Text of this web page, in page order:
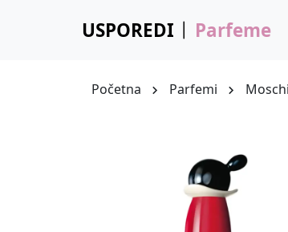
USPOREDI Parfeme
Početna Parfemi